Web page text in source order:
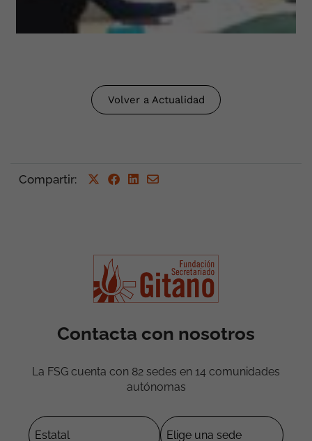
Volver a Actualidad
Compartir:
Contacta con nosotros
La FSG cuenta con 82 sedes en 14 comunidades
autónomas